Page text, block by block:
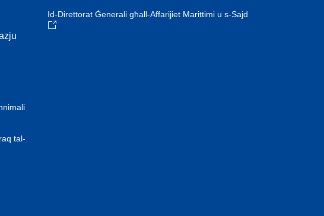
tal-
Id-Direttorat Ġenerali għall-Affarijiet Marittimi u s-Sajd